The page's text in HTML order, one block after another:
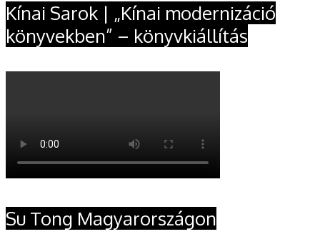
Kínai Sarok | „Kínai modernizáció
könyvekben” – könyvkiállítás
Su Tong Magyarországon